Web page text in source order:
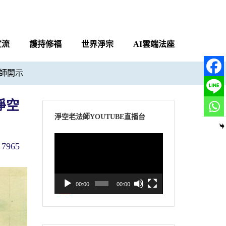
流 護持修福 世界淨宗 AI雲端法座
開示
空
淨空老法師YOUTUBE直播台
器
00:00 00:00